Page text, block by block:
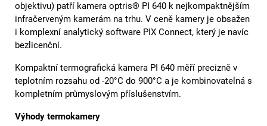
objektivu) patří kamera optris® PI 640 k nejkompaktnějším
infračerveným kamerám na trhu. V ceně kamery je obsažen
i komplexní analytický software PIX Connect, který je navíc
bezlicenční.
Kompaktní termografická kamera PI 640 měří precizně v
teplotním rozsahu od -20°C do 900°C a je kombinovatelná s
kompletním průmyslovým příslušenstvím.
Výhody termokamery